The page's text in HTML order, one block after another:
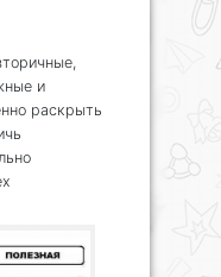
и
раскрыть